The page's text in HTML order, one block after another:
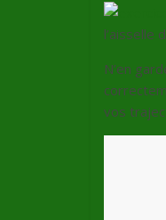
l’aisselle
N’en
vos